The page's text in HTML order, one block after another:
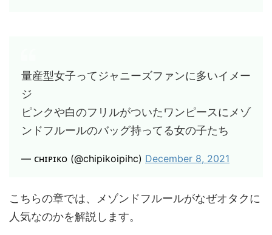
量産型女子ってジャニーズファンに多いイメー
ジ
ピンクや白のフリルがついたワンピースにメゾ
ンドフルールのバッグ持ってる女の子たち
— ᴄʜɪᴘɪᴋᴏ (@chipikoipihc) December 8, 2021
こちらの章では、メゾンドフルールがなぜオタクに
人気なのかを解説します。